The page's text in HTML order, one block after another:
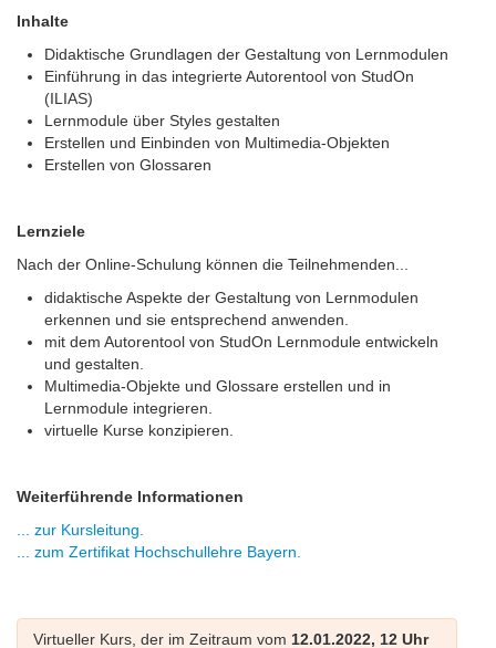
Inhalte
Didaktische Grundlagen der Gestaltung von Lernmodulen
Einführung in das integrierte Autorentool von StudOn
(ILIAS)
Lernmodule über Styles gestalten
Erstellen und Einbinden von Multimedia-Objekten
Erstellen von Glossaren
Lernziele
Nach der Online-Schulung können die Teilnehmenden...
didaktische Aspekte der Gestaltung von Lernmodulen
erkennen und sie entsprechend anwenden.
mit dem Autorentool von StudOn Lernmodule entwickeln
und gestalten.
Multimedia-Objekte und Glossare erstellen und in
Lernmodule integrieren.
virtuelle Kurse konzipieren.
Weiterführende Informationen
... zur Kursleitung.
... zum Zertifikat Hochschullehre Bayern.
Virtueller Kurs, der im Zeitraum vom 12.01.2022, 12 Uhr